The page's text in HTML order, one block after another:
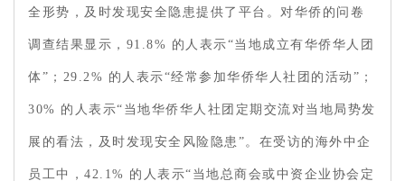
全形势，及时发现安全隐患提供了平台。对华侨的问卷
调查结果显示，91.8% 的人表示“当地成立有华侨华人团
体”；29.2% 的人表示“经常参加华侨华人社团的活动”；
30% 的人表示“当地华侨华人社团定期交流对当地局势发
展的看法，及时发现安全风险隐患”。在受访的海外中企
员工中，42.1% 的人表示“当地总商会或中资企业协会定